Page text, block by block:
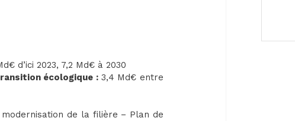
d’ici 2023, 7,2 Md€ à 2030
écologique : 3,4 Md€ entre
de la filière – Plan de